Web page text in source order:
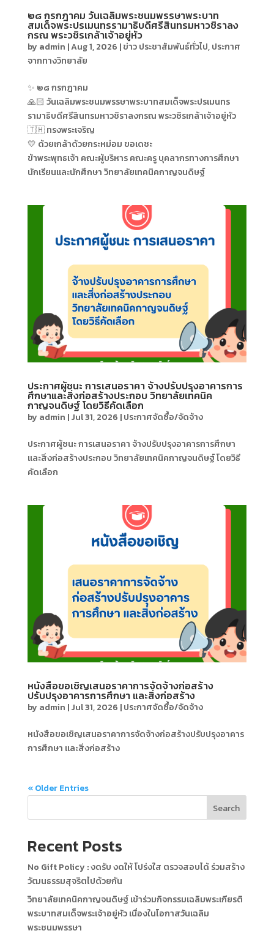
๒๘ กรกฎาคม วันเฉลิมพระชนมพรรษาพระบาท
สมเด็จพระปรเมนทรรามาธิบดีศรีสินทรมหาวชิราลง
กรณ พระวชิรเกล้าเจ้าอยู่หัว
by admin |Aug 1, 2026 |ข่าว ประชาสัมพันธ์ทั่วไป,ประกาศ
จากทางวิทยาลัย
✨ ๒๘ กรกฎาคม
🙏🏻 วันเฉลิมพระชนมพรรษาพระบาทสมเด็จพระปรเมนทร
รามาธิบดีศรีสินทรมหาวชิราลงกรณ พระวชิรเกล้าเจ้าอยู่หัว
🇹🇭 ทรงพระเจริญ
💛 ด้วยเกล้าด้วยกระหม่อม ขอเดชะ
ข้าพระพุทธเจ้า คณะผู้บริหาร คณะครู บุคลากรทางการศึกษา
นักเรียนและนักศึกษา วิทยาลัยเทคนิคกาญจนดิษฐ์
ประกาศผู้ชนะ การเสนอราคา จ้างปรับปรุงอาคารการ
ศึกษาและสิ่งก่อสร้างประกอบ วิทยาลัยเทคนิค
กาญจนดิษฐ์ โดยวิธีคัดเลือก
by admin |Jul 31, 2026 |ประกาศจัดซื้อ/จัดจ้าง
ประกาศผู้ชนะ การเสนอราคา จ้างปรับปรุงอาคารการศึกษา
และสิ่งก่อสร้างประกอบ วิทยาลัยเทคนิคกาญจนดิษฐ์ โดยวิธี
คัดเลือก
หนังสือขอเชิญเสนอราคาการจัดจ้างก่อสร้าง
ปรับปรุงอาคารการศึกษา และสิ่งก่อสร้าง
by admin |Jul 31, 2026 |ประกาศจัดซื้อ/จัดจ้าง
หนังสือขอเชิญเสนอราคาการจัดจ้างก่อสร้างปรับปรุงอาคาร
การศึกษา และสิ่งก่อสร้าง
« Older Entries
Search
Recent Posts
No Gift Policy : งดรับ งดให้ โปร่งใส ตรวจสอบได้ ร่วมสร้าง
วัฒนธรรมสุจริตไปด้วยกัน
วิทยาลัยเทคนิคกาญจนดิษฐ์ เข้าร่วมกิจกรรมเฉลิมพระเกียรติ
พระบาทสมเด็จพระเจ้าอยู่หัว เนื่องในโอกาสวันเฉลิม
พระชนมพรรษา